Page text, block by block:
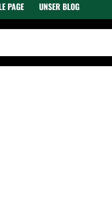
PAGE UNSER BLOG